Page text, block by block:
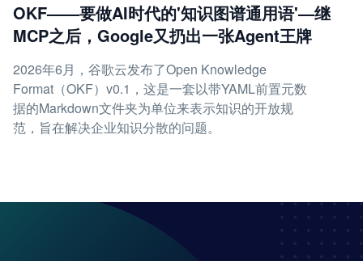
OKF——要做AI时代的'知识图谱通用语'—继
MCP之后，Google又扔出一张Agent王牌
2026年6月，谷歌云发布了Open Knowledge
Format（OKF）v0.1，这是一套以带YAML前置元数
据的Markdown文件夹为单位来表示知识的开放规
范，旨在解决企业知识分散的问题。